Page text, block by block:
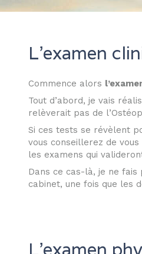
L'examen
Commence alors
Tout d’abord, je vais
relèverait pas de
Si ces tests se révèlent
vous conseillerez de
les examens qui
Dans ce cas-là, je ne fais
cabinet, une fois que les